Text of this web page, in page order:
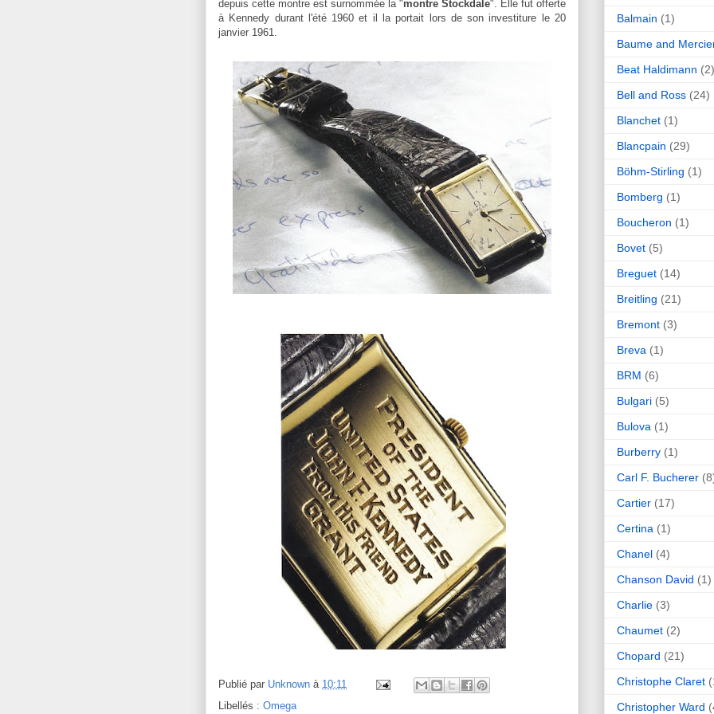
depuis cette montre est surnommée la "montre Stockdale". Elle fut offerte
à Kennedy durant l'été 1960 et il la portait lors de son investiture le 20
janvier 1961.
Publié par Unknown à 10:11
Libellés : Omega
Balmain (1)
Baume and
Beat Haldimann (2)
Bell and Ross (24)
Blanchet (1)
Blancpain (29)
Böhm-Stirling (1)
Bomberg (1)
Boucheron (1)
Bovet (5)
Breguet (14)
Breitling (21)
Bremont (3)
Breva (1)
BRM (6)
Bulgari (5)
Bulova (1)
Burberry (1)
Carl F. Bucherer
Cartier (17)
Certina (1)
Chanel (4)
Chanson David (1)
Charlie (3)
Chaumet (2)
Chopard (21)
Christophe Claret
Christopher Ward